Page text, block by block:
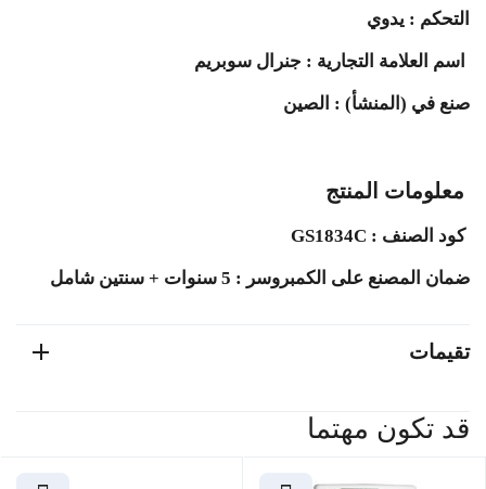
التحكم : يدوي
اسم العلامة التجارية : جنرال سوبريم
صنع في (المنشأ) : الصين
معلومات المنتج
كود الصنف : GS1834C
ضمان المصنع على الكمبروسر : 5 سنوات + سنتين شامل
تقيمات
قد تكون مهتما